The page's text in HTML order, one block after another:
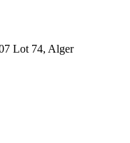
Lot 74, Alger